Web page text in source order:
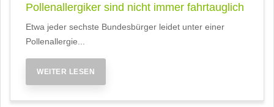
Pollenallergiker sind nicht immer fahrtauglich
Etwa jeder sechste Bundesbürger leidet unter einer
Pollenallergie...
WEITER LESEN